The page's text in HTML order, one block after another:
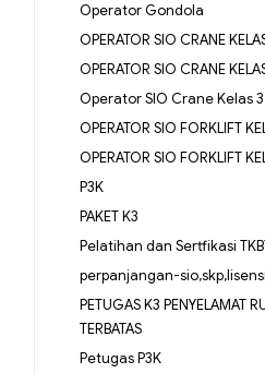
Operator Gondola
OPERATOR SIO CRANE
OPERATOR SIO CRANE
Operator SIO Crane Kelas 3
OPERATOR SIO FORKLIFT
OPERATOR SIO FORKLIFT
P3K
PAKET K3
Pelatihan dan Sertfikasi
perpanjangan-sio,skp,lisensi
PETUGAS K3 PENYELAMAT
TERBATAS
Petugas P3K